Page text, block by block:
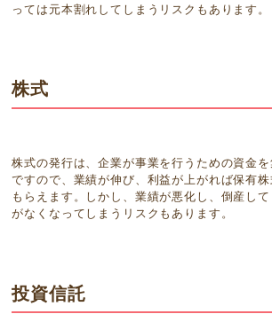
っては元本割れしてしまうリスクもあります。
株式
株式の発行は、企業が事業を行うための資金
ですので、業績が伸び、利益が上がれば保有
もらえます。しかし、業績が悪化し、倒産し
がなくなってしまうリスクもあります。
投資信託